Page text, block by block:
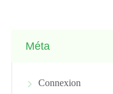
Méta
Connexion